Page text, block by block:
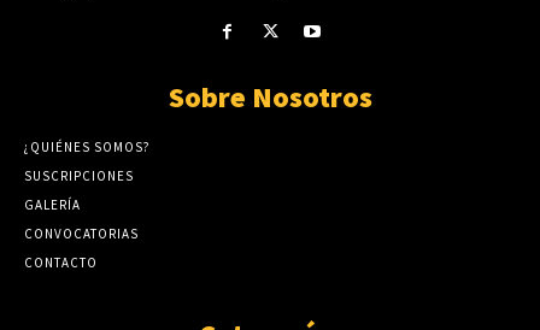
Sobre Nosotros
¿QUIÉNES SOMOS?
SUSCRIPCIONES
GALERÍA
CONVOCATORIAS
CONTACTO